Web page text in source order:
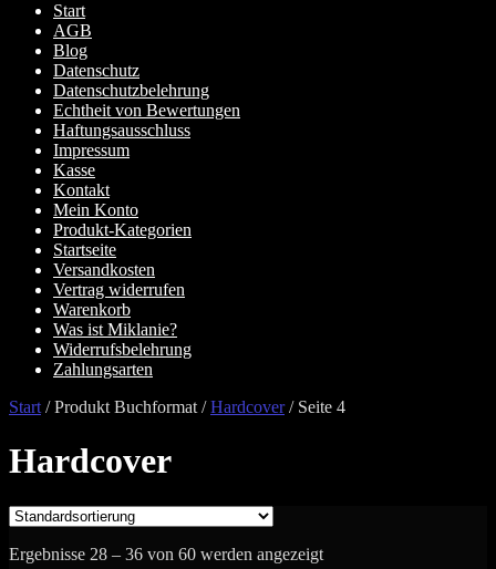
Start
AGB
Blog
Datenschutz
Datenschutzbelehrung
Echtheit von Bewertungen
Haftungsausschluss
Impressum
Kasse
Kontakt
Mein Konto
Produkt-Kategorien
Startseite
Versandkosten
Vertrag widerrufen
Warenkorb
Was ist Miklanie?
Widerrufsbelehrung
Zahlungsarten
Start /Produkt Buchformat /Hardcover/ Seite 4
Hardcover
Ergebnisse 28 – 36 von 60 werden angezeigt